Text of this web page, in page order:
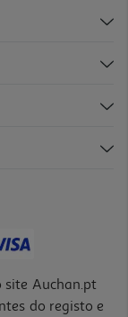
site Auchan.pt
do registo e